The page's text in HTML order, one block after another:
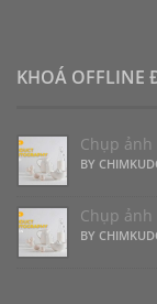
KHOÁ OFFLINE
Chụp ảnh
BY
Chụp ảnh
BY